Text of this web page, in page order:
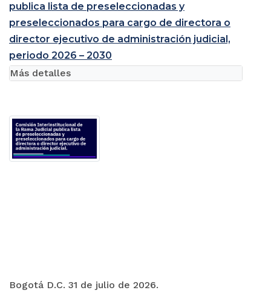
publica lista de preseleccionadas y
preseleccionados para cargo de directora o
director ejecutivo de administración judicial,
periodo 2026 – 2030
Bogotá D.C. 31 de julio de 2026.
Más detalles